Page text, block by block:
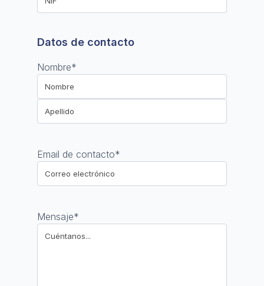
Datos de contacto
Nombre*
Email de contacto*
Mensaje*